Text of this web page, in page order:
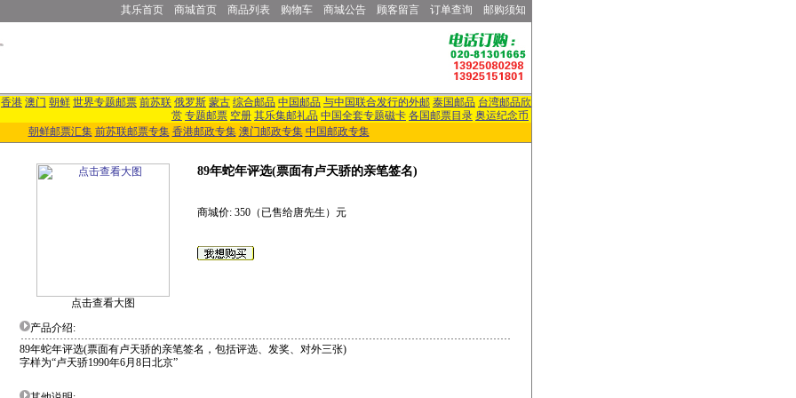
其乐首页 商城首页 商品列表 购物车 商城公告 顾客留言 订单查询 邮购须知
香港 澳门 朝鲜 世界专题邮票 前苏联 俄罗斯 蒙古 综合邮品 中国邮品 与中国联合发行的外邮 泰国邮品 台湾邮品欣
赏 专题邮票 空册 其乐集邮礼品 中国全套专题磁卡 各国邮票目录 奥运纪念币
朝鲜邮票汇集 前苏联邮票专集 香港邮政专集 澳门邮政专集 中国邮政专集
点击查看大图
89年蛇年评选(票面有卢天骄的亲笔签名)
商城价: 350（已售给唐先生）元
产品介绍:
89年蛇年评选(票面有卢天骄的亲笔签名，包括评选、发奖、对外三张)
字样为“卢天骄1990年6月8日北京”